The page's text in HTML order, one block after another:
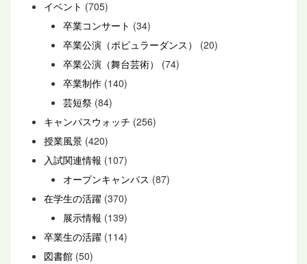
イベント (705)
卒業コンサート (34)
卒業公演（ポピュラーダンス）
(20)
卒業公演（舞台芸術）
(74)
卒業制作 (140)
芸短祭 (84)
キャンパスウォッチ (256)
授業風景 (420)
入試関連情報 (107)
オープンキャンパス (87)
在学生の活躍 (370)
展示情報 (139)
卒業生の活躍 (114)
図書館 (50)